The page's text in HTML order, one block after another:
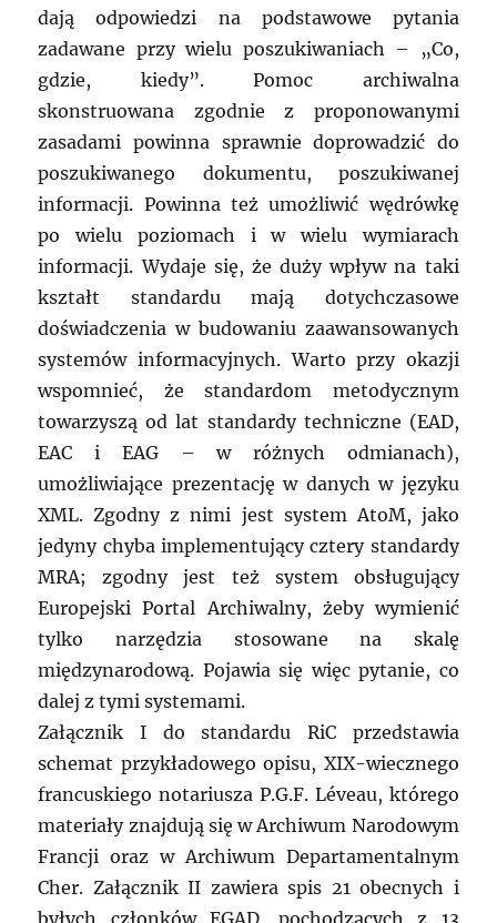
dają odpowiedzi na podstawowe pytania
zadawane przy wielu poszukiwaniach – „Co,
gdzie, kiedy”. Pomoc archiwalna
skonstruowana zgodnie z proponowanymi
zasadami powinna sprawnie doprowadzić do
poszukiwanego dokumentu, poszukiwanej
informacji. Powinna też umożliwić wędrówkę
po wielu poziomach i w wielu wymiarach
informacji. Wydaje się, że duży wpływ na taki
kształt standardu mają dotychczasowe
doświadczenia w budowaniu zaawansowanych
systemów informacyjnych. Warto przy okazji
wspomnieć, że standardom metodycznym
towarzyszą od lat standardy techniczne (EAD,
EAC i EAG – w różnych odmianach),
umożliwiające prezentację w danych w języku
XML. Zgodny z nimi jest system AtoM, jako
jedyny chyba implementujący cztery standardy
MRA; zgodny jest też system obsługujący
Europejski Portal Archiwalny, żeby wymienić
tylko narzędzia stosowane na skalę
międzynarodową. Pojawia się więc pytanie, co
dalej z tymi systemami.
Załącznik I do standardu RiC przedstawia
schemat przykładowego opisu, XIX-wiecznego
francuskiego notariusza P.G.F. Léveau, którego
materiały znajdują się w Archiwum Narodowym
Francji oraz w Archiwum Departamentalnym
Cher. Załącznik II zawiera spis 21 obecnych i